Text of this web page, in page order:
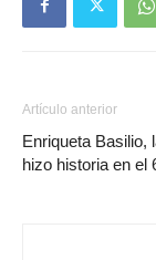
Artículo anterior
Enriqueta Basilio,
hizo historia en el